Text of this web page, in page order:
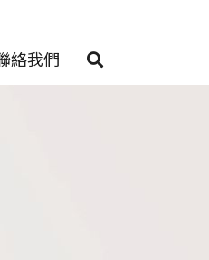
絡我們